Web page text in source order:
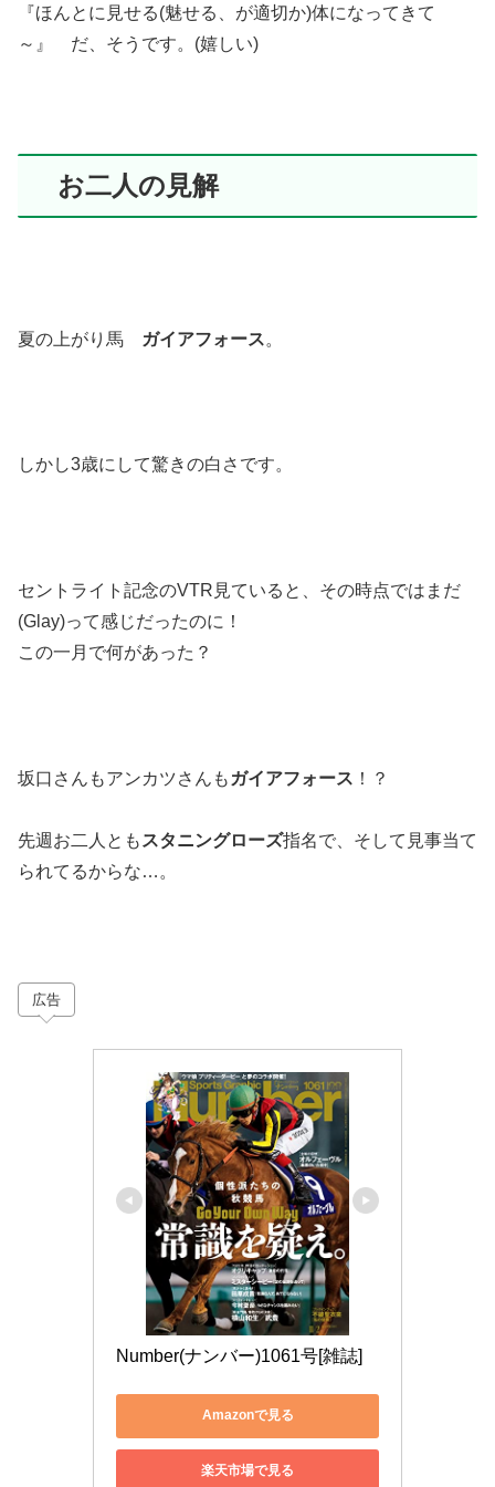
『ほんとに見せる(魅せる、が適切か)体になってきて
～』 だ、そうです。(嬉しい)
お二人の見解
夏の上がり馬 ガイアフォース。
しかし3歳にして驚きの白さです。
セントライト記念のVTR見ていると、その時点ではまだ
(Glay)って感じだったのに！
この一月で何があった？
坂口さんもアンカツさんも ガイアフォース ！？
先週お二人ともスタニングローズ指名で、そして見事当て
られてるからな…。
広告
Number(ナンバー)1061号[雑誌]
Amazonで見る
楽天市場で見る